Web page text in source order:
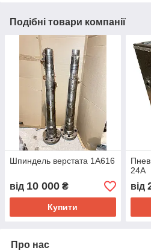
Подібні товари компанії
Шпиндель верстата 1А616
від 10 000 ₴
Купити
24А
від
Про нас